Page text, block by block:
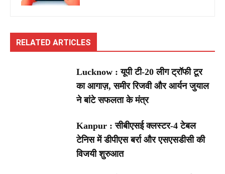
RELATED ARTICLES
Lucknow : यूपी टी-20 लीग ट्रॉफी टूर
का आगाज़, समीर रिजवी और आर्यन जुयाल
ने बांटे सफलता के मंत्र
Kanpur : सीबीएसई क्लस्टर-4 टेबल
टेनिस में डीपीएस बर्रा और एसएसडीसी की
विजयी शुरुआत